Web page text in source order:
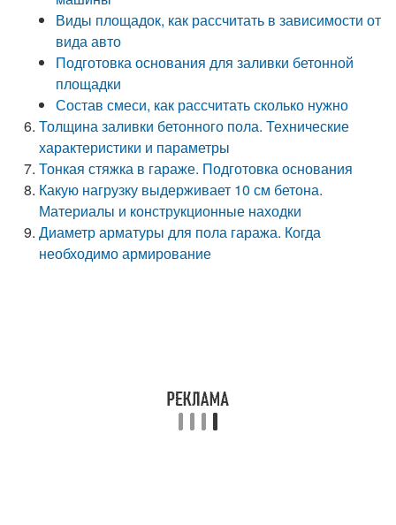
Виды площадок, как рассчитать в зависимости от
вида авто
Подготовка основания для заливки бетонной
площадки
Состав смеси, как рассчитать сколько нужно
Толщина заливки бетонного пола. Технические
характеристики и параметры
Тонкая стяжка в гараже. Подготовка основания
Какую нагрузку выдерживает 10 см бетона.
Материалы и конструкционные находки
Диаметр арматуры для пола гаража. Когда
необходимо армирование